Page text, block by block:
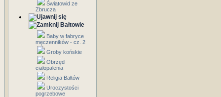
Światowid ze
Zbrucza
Bałtowie
Baby w fabryce
męczenników - cz. 2
Groby końskie
Obrzęd
ciałopalenia
Religia Bałtów
Uroczystości
pogrzebowe